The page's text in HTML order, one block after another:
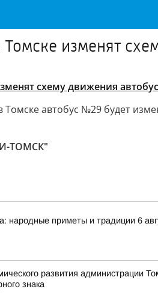
изменят
схему движения
Томске автобус №29 будет
ТОМСК"
народные приметы и традиции 6
развития администрации
знака